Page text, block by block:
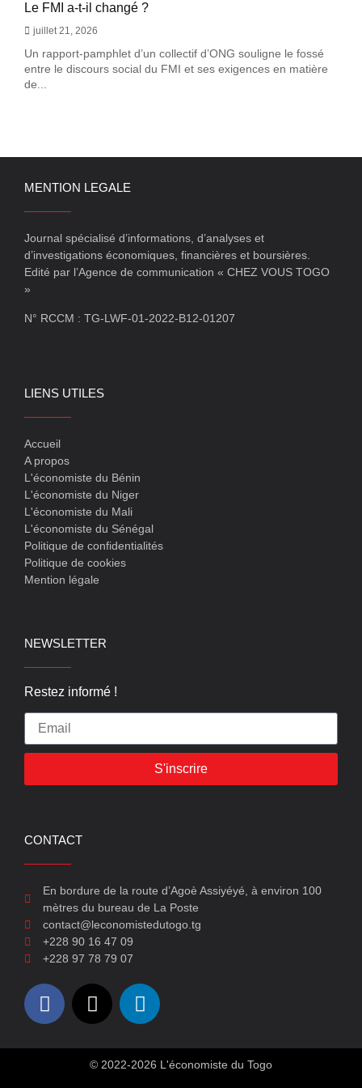
Le FMI a-t-il changé ?
juillet 21, 2026
Un rapport-pamphlet d’un collectif d’ONG souligne le fossé
entre le discours social du FMI et ses exigences en matière
de...
MENTION LEGALE
Journal spécialisé d’informations, d’analyses et
d’investigations économiques, financières et boursières.
Edité par l’Agence de communication « CHEZ VOUS TOGO
»
N° RCCM : TG-LWF-01-2022-B12-01207
LIENS UTILES
Accueil
A propos
L'économiste du Bénin
L'économiste du Niger
L'économiste du Mali
L'économiste du Sénégal
Politique de confidentialités
Politique de cookies
Mention légale
NEWSLETTER
Restez informé !
S'inscrire
CONTACT
En bordure de la route d’Agoè Assiyéyé, à environ 100
mètres du bureau de La Poste
contact@leconomistedutogo.tg
+228 90 16 47 09
+228 97 78 79 07
© 2022-2026 L'économiste du Togo